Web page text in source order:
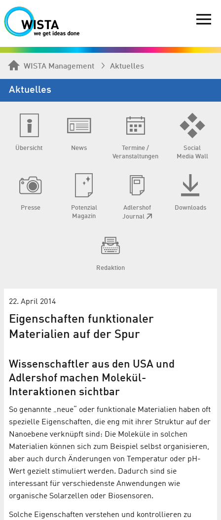
WISTA Management Aktuelles
Aktuelles
Übersicht News
Termine /
Veranstaltungen
Social
Media Wall
Presse
Potenzial
Magazin
Adlershof
Journal
Downloads
Redaktion
22. April 2014
Eigenschaften funktionaler
Materialien auf der Spur
Wissenschaftler aus den USA und
Adlershof machen Molekül-
Interaktionen sichtbar
So genannte „neue“ oder funktionale Materialien haben oft
spezielle Eigenschaften, die eng mit ihrer Struktur auf der
Nanoebene verknüpft sind: Die Moleküle in solchen
Materialien können sich zum Beispiel selbst organisieren,
aber auch durch Änderungen von Temperatur oder pH-
Wert gezielt stimuliert werden. Dadurch sind sie
interessant für verschiedenste Anwendungen wie
organische Solarzellen oder Biosensoren.
Solche Eigenschaften verstehen und kontrollieren zu